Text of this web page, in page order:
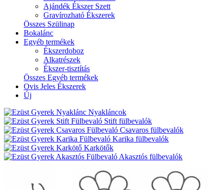
Ajándék Ékszer Szett
Gravírozható Ékszerek
Összes Szülinap
Bokalánc
Egyéb termékek
Ékszerdoboz
Alkatrészek
Ékszer-tisztítás
Összes Egyéb termékek
Ovis Jeles Ékszerek
Új
Nyakláncok
Stift fülbevalók
Csavaros fülbevalók
Karika fülbevalók
Karkötők
Akasztós fülbevalók